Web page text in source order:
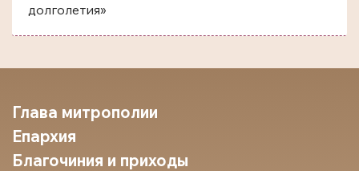
долголетия»
Глава митрополии
Епархия
Благочиния и приходы